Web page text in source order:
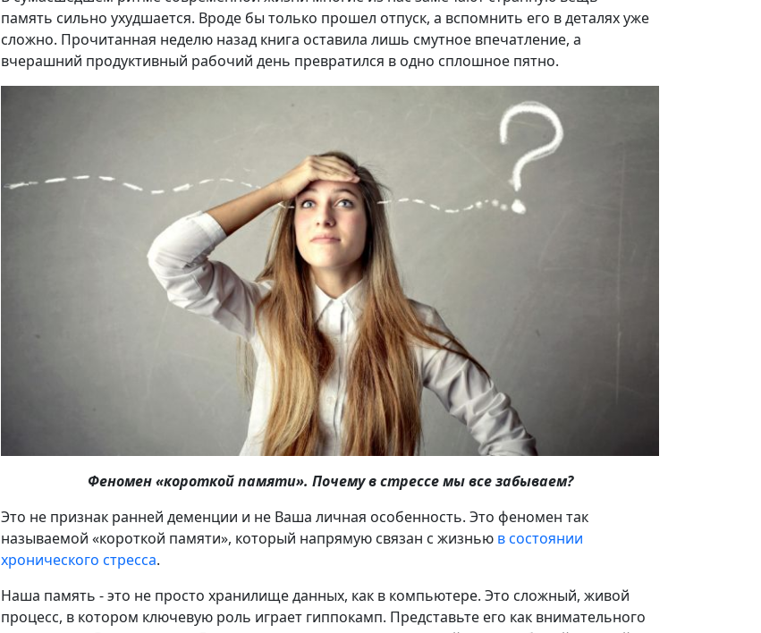
память сильно ухудшается. Вроде бы только прошел отпуск, а вспомнить его в деталях уже
сложно. Прочитанная неделю назад книга оставила лишь смутное впечатление, а
вчерашний продуктивный рабочий день превратился в одно сплошное пятно.
Феномен «короткой памяти». Почему в стрессе мы все забываем?
Это не признак ранней деменции и не Ваша личная особенность. Это феномен так
называемой «короткой памяти», который напрямую связан с жизнью в состоянии
хронического стресса.
Наша память - это не просто хранилище данных, как в компьютере. Это сложный, живой
процесс, в котором ключевую роль играет гиппокамп. Представьте его как внимательного